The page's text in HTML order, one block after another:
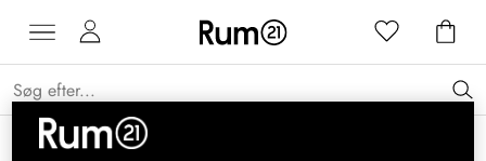
Få 15 % på Grythyttan Stålmöbler* →